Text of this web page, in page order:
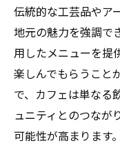
風の流れ
エアコン
カフェ内
エアコン
空調シス
ンの活用
伝統的な工芸品やア
地元の魅力を強調で
用したメニューを提
楽しんでもらうこと
で、カフェは単なる
ュニティとのつなが
可能性が高まります。